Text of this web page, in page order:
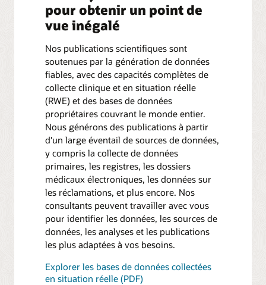
pour obtenir un point de
vue inégalé
Nos publications scientifiques sont
soutenues par la génération de données
fiables, avec des capacités complètes de
collecte clinique et en situation réelle
(RWE) et des bases de données
propriétaires couvrant le monde entier.
Nous générons des publications à partir
d'un large éventail de sources de données,
y compris la collecte de données
primaires, les registres, les dossiers
médicaux électroniques, les données sur
les réclamations, et plus encore. Nos
consultants peuvent travailler avec vous
pour identifier les données, les sources de
données, les analyses et les publications
les plus adaptées à vos besoins.
Explorer les bases de données collectées
en situation réelle (PDF)